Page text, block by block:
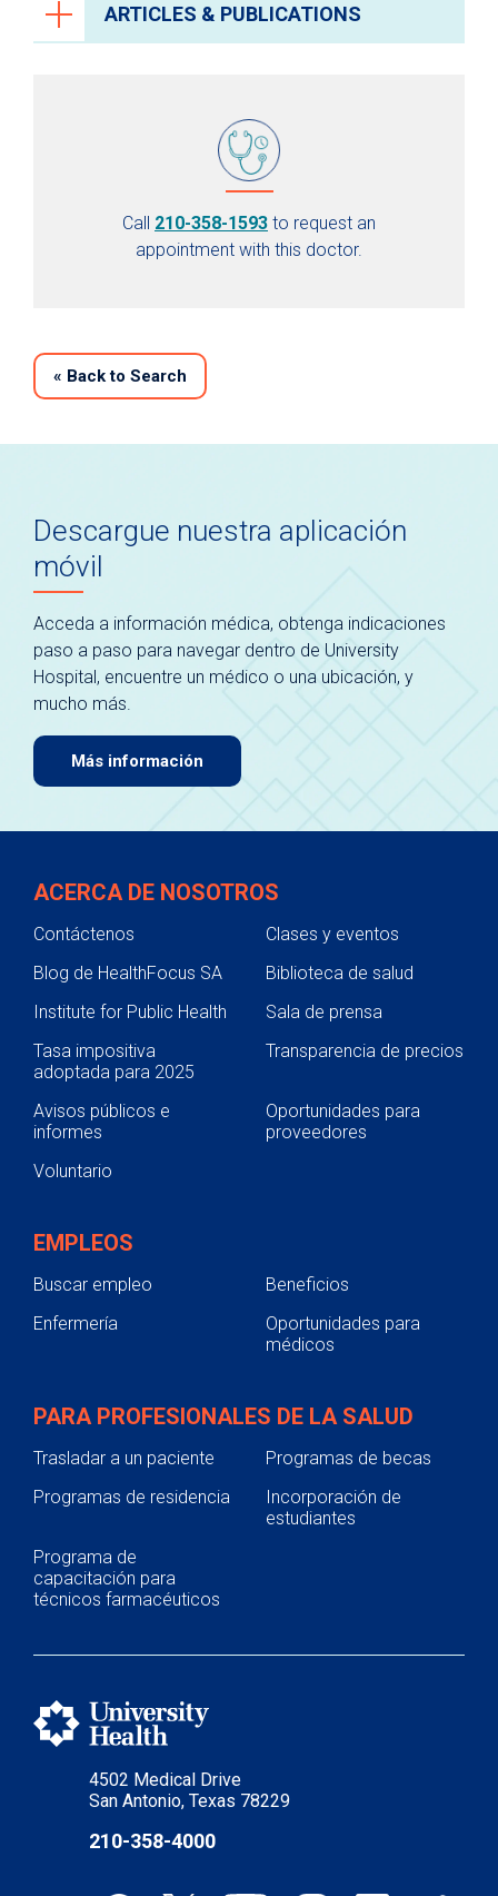
ARTICLES & PUBLICATIONS
Call 210-358-1593 to request an
appointment with this doctor.
« Back to Search
Descargue nuestra aplicación
móvil
Acceda a información médica, obtenga indicaciones
paso a paso para navegar dentro de University
Hospital, encuentre un médico o una ubicación, y
mucho más.
Más información
4502 Medical Drive
San Antonio, Texas 78229
210-358-4000
ACERCA DE NOSOTROS
Contáctenos
Clases y eventos
Blog de HealthFocus SA
Biblioteca de salud
Institute for Public Health
Sala de prensa
Tasa impositiva
adoptada para 2025
Transparencia de precios
Avisos públicos e
informes
Oportunidades para
proveedores
Voluntario
EMPLEOS
Buscar empleo
Beneficios
Enfermería
Oportunidades para
médicos
PARA PROFESIONALES DE LA SALUD
Trasladar a un paciente
Programas de becas
Programas de residencia
Incorporación de
estudiantes
Programa de
capacitación para
técnicos farmacéuticos